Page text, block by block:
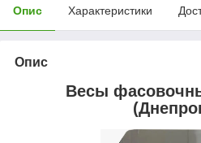
Опис Характеристики
Опис
Весы